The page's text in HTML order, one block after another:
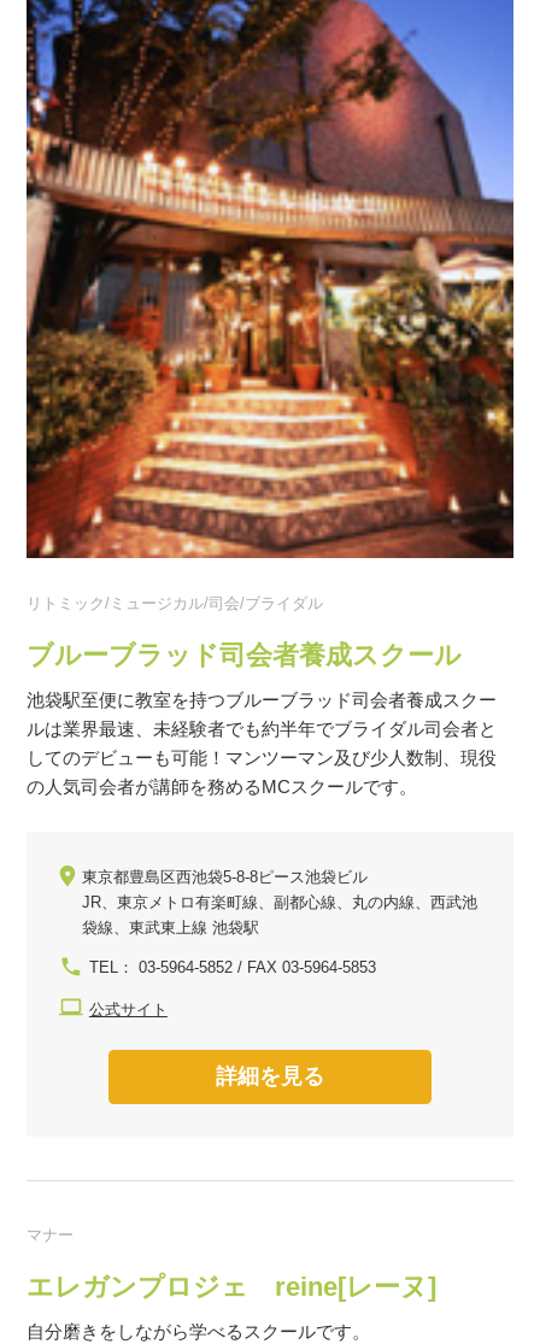
リトミック/ミュージカル/司会/ブライダル
ブルーブラッド司会者養成スクール
池袋駅至便に教室を持つブルーブラッド司会者養成スクー
ルは業界最速、未経験者でも約半年でブライダル司会者と
してのデビューも可能！マンツーマン及び少人数制、現役
の人気司会者が講師を務めるMCスクールです。
東京都豊島区西池袋5-8-8ピース池袋ビル
JR、東京メトロ有楽町線、副都心線、丸の内線、西武池
袋線、東武東上線 池袋駅
TEL： 03-5964-5852 / FAX 03-5964-5853
公式サイト
詳細を見る
マナー
エレガンプロジェ reine[レーヌ]
自分磨きをしながら学べるスクールです。